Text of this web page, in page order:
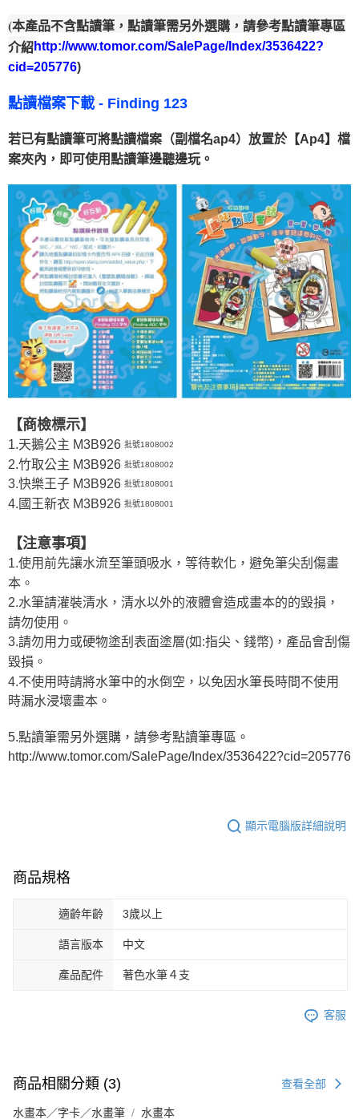
(本產品不含點讀筆，點讀筆需另外選購，請參考點讀筆專區
介紹http://www.tomor.com/SalePage/Index/3536422?
cid=205776)
點讀檔案下載 - Finding 123
若已有點讀筆可將點讀檔案（副檔名ap4）放置於【Ap4】檔
案夾內，即可使用點讀筆邊聽邊玩。
【商檢標示】
1.天鵝公主 M3B926 批號1808002
2.竹取公主 M3B926 批號1808002
3.快樂王子 M3B926 批號1808001
4.國王新衣 M3B926 批號1808001
【注意事項】
1.使用前先讓水流至筆頭吸水，等待軟化，避免筆尖刮傷畫
本。
2.水筆請灌裝清水，清水以外的液體會造成畫本的的毀損，
請勿使用。
3.請勿用力或硬物塗刮表面塗層(如:指尖、錢幣)，產品會刮傷
毀損。
4.不使用時請將水筆中的水倒空，以免因水筆長時間不使用
時漏水浸壞畫本。
5.點讀筆需另外選購，請參考點讀筆專區。
http://www.tomor.com/SalePage/Index/3536422?cid=205776
顯示電腦版詳細說明
商品規格
適齡年齡 3歲以上
語言版本 中文
產品配件 著色水筆４支
客服
商品相關分類 (3) 查看全部
水畫本／字卡／水畫筆 水畫本